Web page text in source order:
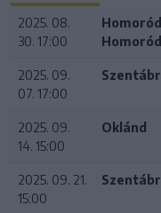
2025. 08.
30. 17:00
Homoród
2025. 09.
07. 17:00
2025. 09.
14. 15:00
Oklánd
2025. 09. 21.
15:00